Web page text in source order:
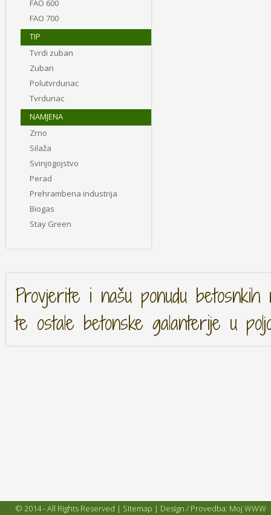
FAO 600
FAO 700
TIP
Tvrdi zuban
Zuban
Polutvrdunac
Tvrdunac
NAMJENA
Zrno
Silaža
Svinjogojstvo
Perad
Prehrambena industrija
Biogas
Stay Green
Provjerite i našu ponudu betosnkih
te ostale betonske galanterije u
© 2014 - All Rights Reserved | Sitemap | Design / Provedba: Moj WWW